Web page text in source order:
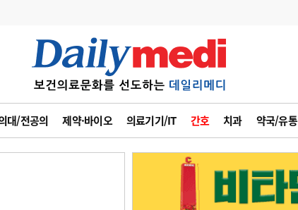
대/전공의 제약·바이오 의료기기/IT 간호 치과 약국/유통
6
관리급여 실시
지필공 지원책
수련환경 개선
사고
수첩
~2026-08-31